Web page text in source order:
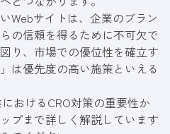
Webサイトは、企業のブラン
の信頼を得るために不可欠で
り、市場での優位性を確立す
は優先度の高い施策といえる
おけるCRO対策の重要性か
プまで詳しく解説しています